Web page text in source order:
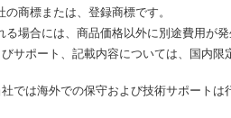
商標または、登録商標です。
場合には、商品価格以外に別途費用が発
サポート、記載内容については、国内限
では海外での保守および技術サポートは